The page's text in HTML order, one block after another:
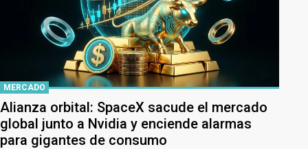
MERCADO
Alianza orbital: SpaceX sacude el mercado
global junto a Nvidia y enciende alarmas
para gigantes de consumo